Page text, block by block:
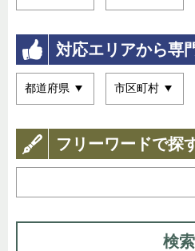
対応エリアから専
フリーワードで探
検索